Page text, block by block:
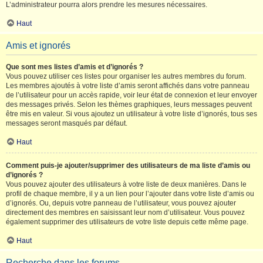
L’administrateur pourra alors prendre les mesures nécessaires.
Haut
Amis et ignorés
Que sont mes listes d’amis et d’ignorés ?
Vous pouvez utiliser ces listes pour organiser les autres membres du forum.
Les membres ajoutés à votre liste d’amis seront affichés dans votre panneau
de l’utilisateur pour un accès rapide, voir leur état de connexion et leur envoyer
des messages privés. Selon les thèmes graphiques, leurs messages peuvent
être mis en valeur. Si vous ajoutez un utilisateur à votre liste d’ignorés, tous ses
messages seront masqués par défaut.
Haut
Comment puis-je ajouter/supprimer des utilisateurs de ma liste d’amis ou
d’ignorés ?
Vous pouvez ajouter des utilisateurs à votre liste de deux manières. Dans le
profil de chaque membre, il y a un lien pour l’ajouter dans votre liste d’amis ou
d’ignorés. Ou, depuis votre panneau de l’utilisateur, vous pouvez ajouter
directement des membres en saisissant leur nom d’utilisateur. Vous pouvez
également supprimer des utilisateurs de votre liste depuis cette même page.
Haut